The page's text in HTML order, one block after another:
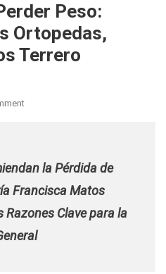
Peso:
Ortopedas,
Terrero
On
Perder
Peso:
Los
Ortopedas,
la Pérdida de
Francisca Matos
Razones Clave para la